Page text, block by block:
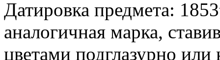
Датировка предмета:
аналогичная марка,
цветами подглазурно